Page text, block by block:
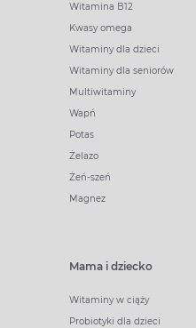
Witamina B12
Kwasy omega
Witaminy dla dzieci
Witaminy dla seniorów
Multiwitaminy
Wapń
Potas
Żelazo
Żeń-szeń
Magnez
Mama i dziecko
Witaminy w ciąży
Probiotyki dla dzieci